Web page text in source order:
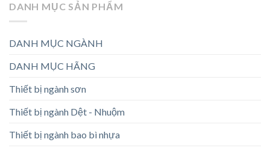
DANH MỤC SẢN PHẨM
DANH MỤC NGÀNH
DANH MỤC HÃNG
Thiết bị ngành sơn
Thiết bị ngành Dệt - Nhuộm
Thiết bị ngành bao bì nhựa